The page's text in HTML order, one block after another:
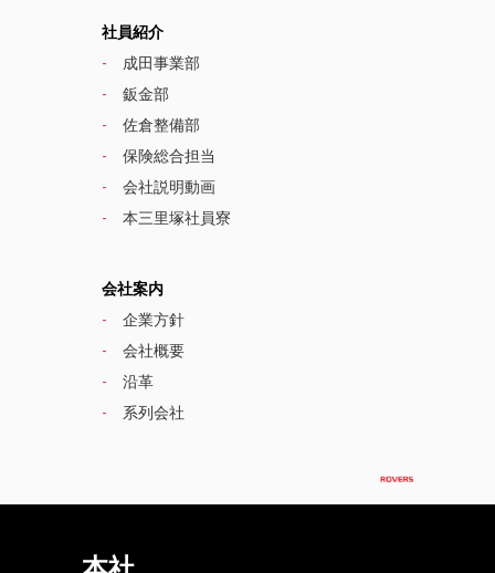
社員紹介
成田事業部
鈑金部
佐倉整備部
保険総合担当
会社説明動画
本三里塚社員寮
会社案内
企業方針
会社概要
沿革
系列会社